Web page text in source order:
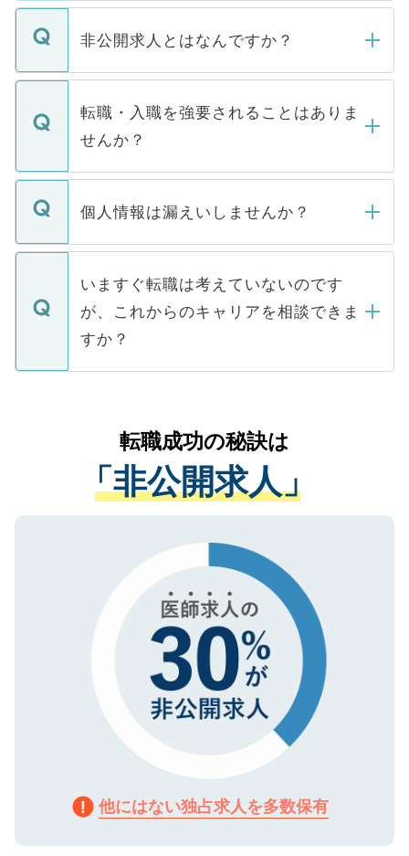
ご登録いただきましたら、弊社担当者がご
登録内容を確認し、その後メールもしくは
ます。通常、5営業日以内にはご連絡をせて
いただきますので、しばらくお待ちくださ
非公開求人とはなんですか？
マイナビDOCTORで取り扱っている求人の
うち約3割は、Webサイトからご覧いただ
けない「非公開求人」です。非公開求人は
下記の理由によって、一般には公開してい
ません。
■応募殺到を避けるため 人気のある医療機
関を公にしてしまうと、応募が殺到する場
に、医療機関が求める条件に合った人材の
みを人材紹介会社に依頼するケースが増え
ています。
転職・入職を強要されることはありま
せんか？
転職・入職を強要することは一切ありませ
ん。また、仮に応募先から内定をいただい
定を承諾する必要はありません。内定先へ
の辞退の連絡はキャリアパートナーが行い
個人情報は漏えいしませんか？
個人情報が漏えいすることはありませんの
で、ご安心ください。当サイトからの登録
などで収集したご登録者様の個人情報は、
ご本人のキャリアアップおよび転職活動の
支援を目的に使用いたします。お預かりし
ているすべての個人データはご本人の許可
は、個人情報の取り扱いについての厳密な
管理基準を満たした事業者のみに付与され
る、プライバシーマークを取得済みです。
で、機密保持に関してもご安心ください。
いますぐ転職は考えていないのです
が、これからのキャリアを相談できま
すか？
かがいして、現在の医療機関の状況や紹介
経験をまじえながら、適切なアドバイスを
させていただきます。すぐにご転職をされ
ない方には、長期的なサポートが可能です
ので、まずはご登録ください。
転職成功の秘訣は
「非公開求人」
他にはない独占求人を多数保有